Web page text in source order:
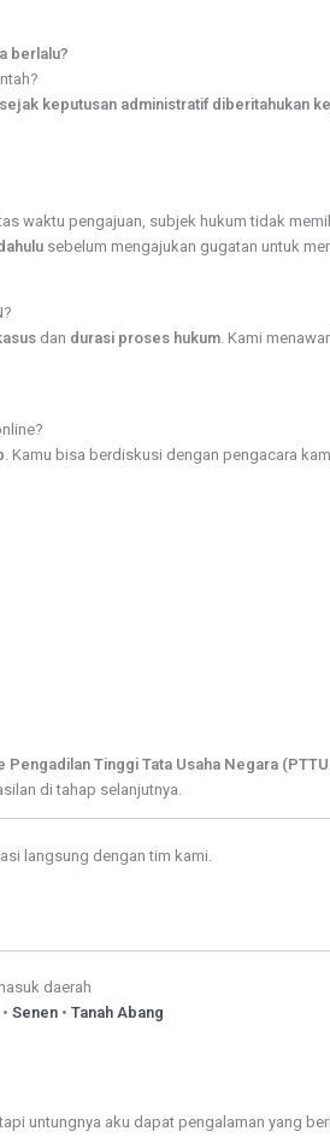
berlalu?
keputusan administratif diberitahukan
waktu pengajuan, subjek hukum tidak
sebelum mengajukan gugatan untuk
dan durasi proses hukum. Kami
. Kamu bisa berdiskusi dengan pengacara
Pengadilan Tinggi Tata Usaha Negara
di tahap selanjutnya.
langsung dengan tim kami.
daerah
Senen • Tanah Abang
untungnya aku dapat pengalaman yang